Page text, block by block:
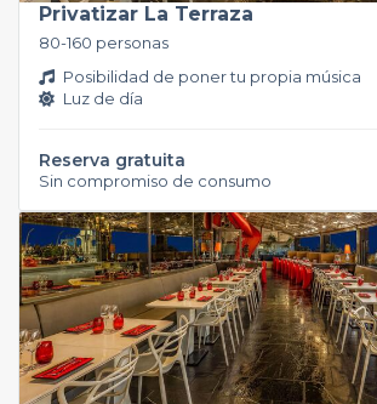
Privatizar La Terraza
80-160 personas
Posibilidad de poner tu propia música
Luz de día
Reserva gratuita
Sin compromiso de consumo